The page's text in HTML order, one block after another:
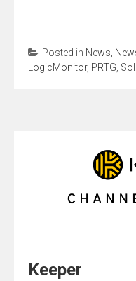
Posted in News,
LogicMonitor, PRTG,
Keeper